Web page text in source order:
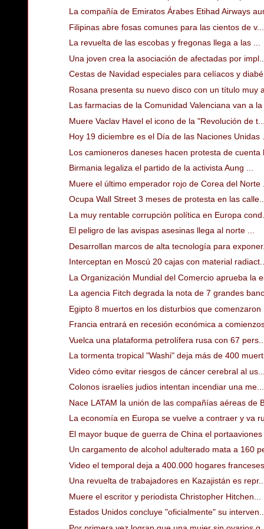
La compañía de Emiratos Árabes Etihad Airways
Filipinas abre fosas comunes para las cientos de v...
La revuelta de las escobas y fregonas llega a las ...
Una joven crea la asociación de afectadas por impl...
Cestas de Navidad especiales para celíacos y
Rosana presenta su nuevo disco con un título muy
Las farmacias de la Comunidad Valenciana van a la
Muere Vaclav Havel el icono de la "Revolución de t...
Hoy 19 diciembre es el Día de las Naciones Unidas
Los camioneros daneses hacen protesta de cuenta
Birmania legaliza el partido de la activista Aung ...
Muere el último emperador rojo de Corea del Norte
Ocupa Wall Street 3 meses de protesta en las
La muy rentable corrupción política en Europa cond...
El peligro de las avispas asesinas llega al norte ...
Desarrollan marcos de alta tecnología para
Interceptan en Moscú 20 cajas con material
La Organización Mundial del Comercio aprueba la
La agencia Fitch degrada la nota de 7 grandes
Egipto 8 muertos en los disturbios que comenzaron
Francia entrará en recesión económica a
Vuelca una plataforma petrolífera rusa con 67 pers...
La tormenta tropical "Washi" deja más de 400
Video cómo evitar riesgos de cáncer cerebral al us...
Colonos israelíes judios intentan incendiar una me...
Nace LATAM la unión de las compañías aéreas de
La economía en Europa se vuelve a contraer y va
El mayor buque de guerra de China el portaaviones
Un cargamento de alcohol adulterado mata a 160
Video el temporal deja a 400.000 hogares
Una revuelta de trabajadores en Kazajistán es
Muere el escritor y periodista Christopher Hitchen...
Estados Unidos concluye "oficialmente" su